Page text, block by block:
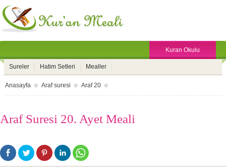
Kuran Okulu
Sureler Hatim Setleri Mealler
Anasayfa Araf suresi Araf 20
Araf Suresi 20. Ayet Meali